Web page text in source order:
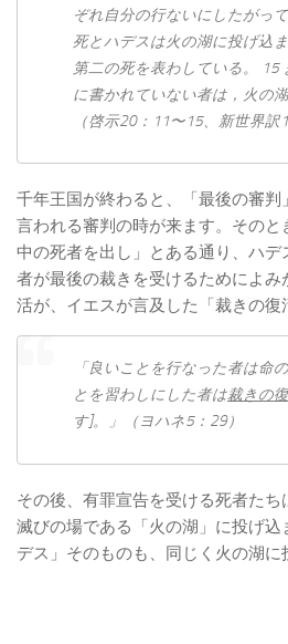
ぞれ​自分​の​行ない​に​したがっ
死​と​ハデス​は​火​の​湖​に​投げ込
第​二​の​死​を​表わし​て​いる。 15
に​書か​れ​て​い​ない​者​は，火​の​
（啓示20：11〜15、新世界訳
千年王国が終わると、「最後の審判
言われる審判の時が来ます。その
中​の​死者​を​出し」とある通り、ハ
者が最後の裁きを受けるためによ
活が、イエスが言及した「裁きの復
「良い​こと​を​行なっ​た​者​は​命​
と​を​習わし​に​し​た​者​は裁きの
す]。」（ヨハネ5：29）
その後、有罪宣告を受ける死者たち
滅びの場である「火の湖」に投げ
デス」そのものも、同じく火の湖に